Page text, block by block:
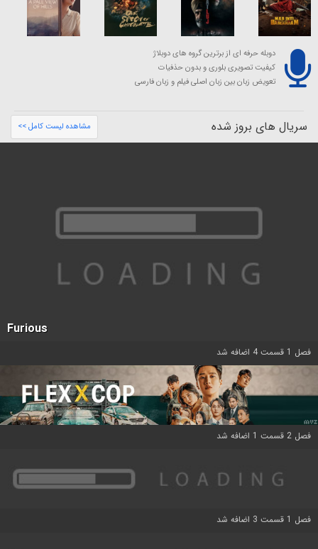
دوبله حرفه ای از برترین گروه های دوبلاژ
کیفیت تصویری بلوری و بدون حذفیات
تعویض زبان بین زبان اصلی فیلم و زبان فارسی
سریال های بروز شده مشاهده لیست کامل >>
Furious
فصل 1 قسمت 4 اضافه شد
فصل 2 قسمت 1 اضافه شد
فصل 1 قسمت 3 اضافه شد